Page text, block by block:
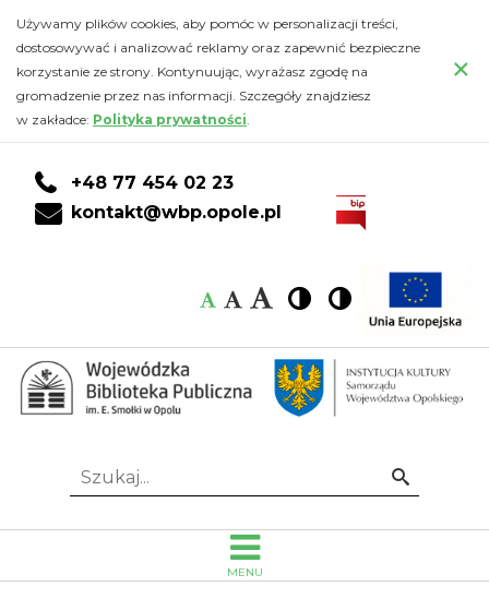
Galerie
zdjęć
Wojewódzka
Biblioteka
Emanuela
Smołki
Opolu
do
głównej
treści
DO
KONTA
CZYTELNIKA
DO
WYSZUKIWARKI
do
stopki
Używamy plików cookies, aby pomóc w personalizacji treści,
dostosowywać i analizować reklamy oraz zapewnić bezpieczne
korzystanie ze strony. Kontynuując, wyrażasz zgodę na
gromadzenie przez nas informacji. Szczegóły znajdziesz
w zakładce: Polityka prywatności.
×
+48 77 454 02 23
kontakt@wbp.opole.pl
Czcionka:
Czcionka
Czcionka
Czcionka
Wysoki
kontrast
Wysoki
kontrast
Idź
Szukaj...
MENU